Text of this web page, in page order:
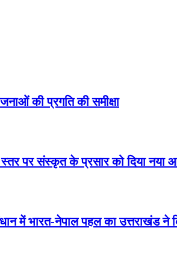
की प्रगति की समीक्षा
पर संस्कृत के प्रसार को दिया नया
में भारत-नेपाल पहल का उत्तराखंड ने